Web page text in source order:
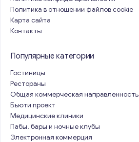
Политика в отношении файлов cookie
Карта сайта
Контакты
Популярные категории
Гостиницы
Рестораны
Общая коммерческая направленность
Бьюти проект
Медицинские клиники
Пабы, бары и ночные клубы
Электронная коммерция